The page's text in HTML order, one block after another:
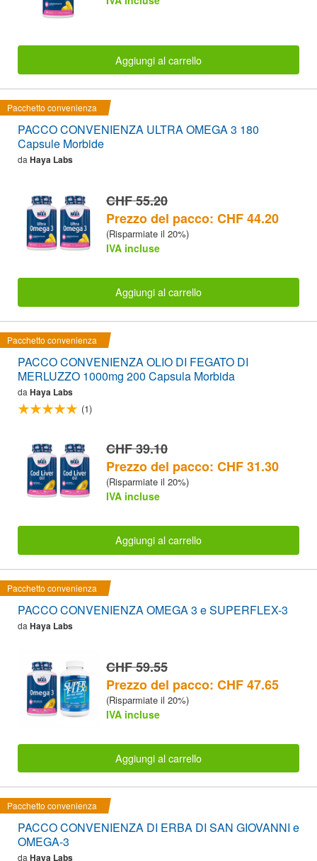
Aggiungi al carrello
Pacchetto convenienza
PACCO CONVENIENZA ULTRA OMEGA 3 180
Capsule Morbide
da Haya Labs
CHF 55.20
Prezzo del pacco: CHF 44.20
(Risparmiate il 20%)
IVA incluse
Aggiungi al carrello
Pacchetto convenienza
PACCO CONVENIENZA OLIO DI FEGATO DI
MERLUZZO 1000mg 200 Capsula Morbida
da Haya Labs
(1)
CHF 39.10
Prezzo del pacco: CHF 31.30
(Risparmiate il 20%)
IVA incluse
Aggiungi al carrello
Pacchetto convenienza
PACCO CONVENIENZA OMEGA 3 e SUPERFLEX-3
da Haya Labs
CHF 59.55
Prezzo del pacco: CHF 47.65
(Risparmiate il 20%)
IVA incluse
Aggiungi al carrello
Pacchetto convenienza
PACCO CONVENIENZA DI ERBA DI SAN GIOVANNI e
OMEGA-3
da Haya Labs